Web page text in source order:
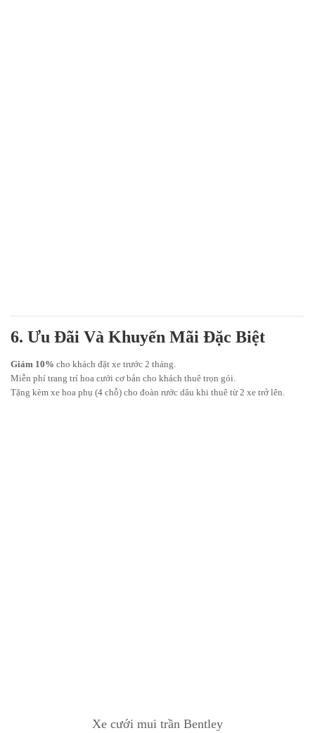
6. Ưu Đãi Và Khuyến Mãi Đặc Biệt
Giảm 10% cho khách đặt xe trước 2 tháng.
Miễn phí trang trí hoa cưới cơ bản cho khách thuê trọn gói.
Tặng kèm xe hoa phụ (4 chỗ) cho đoàn rước dâu khi thuê từ 2 xe trở lên.
Xe cưới mui trần Bentley